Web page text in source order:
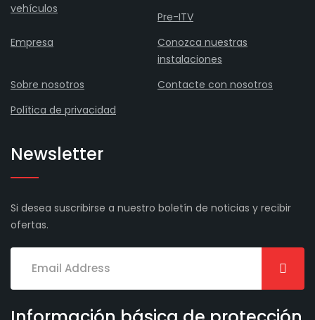
vehículos
Pre-ITV
Empresa
Conozca nuestras
instalaciones
Sobre nosotros
Contacte con nosotros
Política de privacidad
Newsletter
Si desea suscribirse a nuestro boletín de noticias y recibir
ofertas.